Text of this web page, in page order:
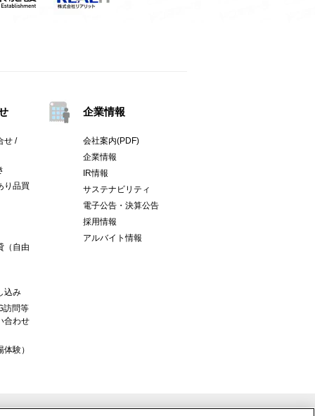
せ /
り品買
（自由
込み
訪問等
合わせ
験）
企業情報
会社案内(PDF)
企業情報
IR情報
サステナビリティ
電子公告・決算公告
採用情報
アルバイト情報